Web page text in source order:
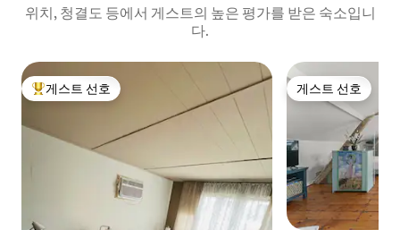
위치, 청결도 등에서 게스트의 높은 평가를 받은 숙소입니
다.
상위 게스트 선호
게스트 선호 게스트 선호
게스트 선호